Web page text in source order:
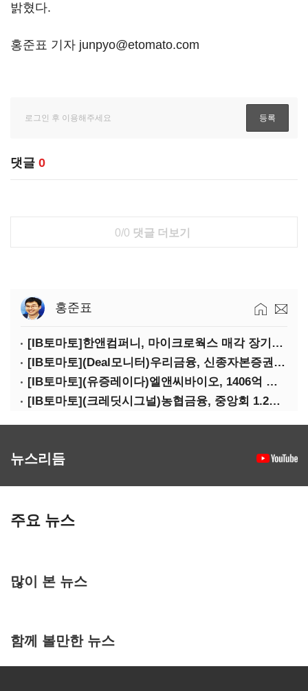
밝혔다.
홍준표 기자 junpyo@etomato.com
댓글 0
0/0 댓글 더보기
홍준표
[IB토마토]한앤컴퍼니, 마이크로웍스 매각 장기화 대비…배당 회수판 깔았다
[IB토마토](Deal모니터)우리금융, 신종자본증권 발행했지만 차환금리 '부담'
[IB토마토](유증레이다)엘앤씨바이오, 1406억 유증…최대주주는 절반만 청약
[IB토마토](크레딧시그널)농협금융, 중앙회 1.2조 지원받아 생산적금융 확대
뉴스리듬
주요 뉴스
많이 본 뉴스
함께 볼만한 뉴스